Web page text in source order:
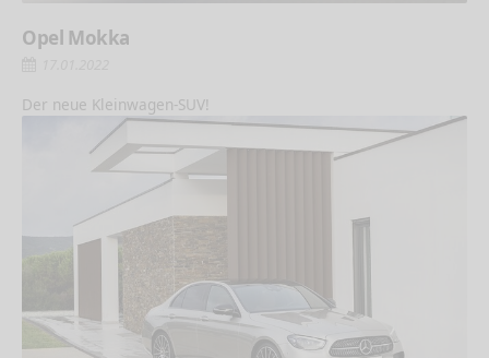
Opel Mokka
Der neue Kleinwagen-SUV!